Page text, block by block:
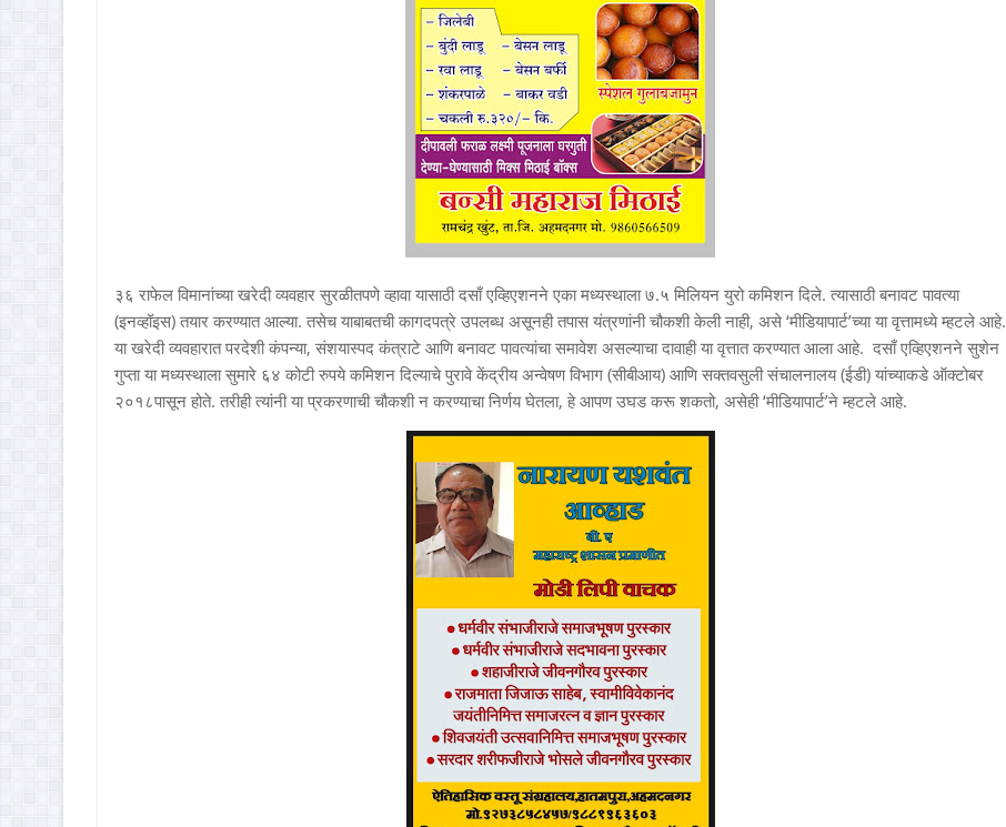
३६ राफेल विमानांच्या खरेदी व्यवहार सुरळीतपणे व्हावा यासाठी दसाँ एव्हिएशनने एका मध्यस्थाला ७.५ मिलियन युरो कमिशन दिले. त्यासाठी बनावट पावत्या
(इनव्हॉइस) तयार करण्यात आल्या. तसेच याबाबतची कागदपत्रे उपलब्ध असूनही तपास यंत्रणांनी चौकशी केली नाही, असे ‘मीडियापार्ट’च्या या वृत्तामध्ये म्हटले आहे.
या खरेदी व्यवहारात परदेशी कंपन्या, संशयास्पद कंत्राटे आणि बनावट पावत्यांचा समावेश असल्याचा दावाही या वृत्तात करण्यात आला आहे. दसाँ एव्हिएशनने सुशेन
गुप्ता या मध्यस्थाला सुमारे ६४ कोटी रुपये कमिशन दिल्याचे पुरावे केंद्रीय अन्वेषण विभाग (सीबीआय) आणि सक्तवसुली संचालनालय (ईडी) यांच्याकडे ऑक्टोबर
२०१८पासून होते. तरीही त्यांनी या प्रकरणाची चौकशी न करण्याचा निर्णय घेतला, हे आपण उघड करू शकतो, असेही ‘मीडियापार्ट’ने म्हटले आहे.